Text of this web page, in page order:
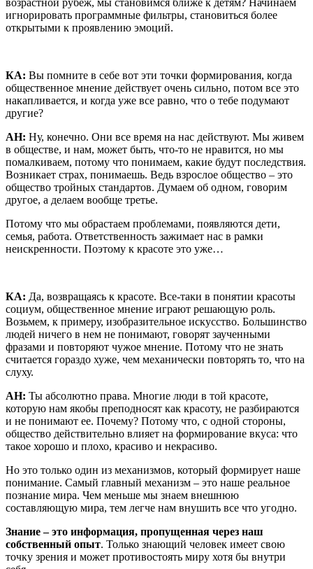
игнорировать программные фильтры, становиться более
открытыми к проявлению эмоций.
КА: Вы помните в себе вот эти точки формирования, когда
общественное мнение действует очень сильно, потом все это
накапливается, и когда уже все равно, что о тебе подумают
другие?
АН: Ну, конечно. Они все время на нас действуют. Мы живем
в обществе, и нам, может быть, что-то не нравится, но мы
помалкиваем, потому что понимаем, какие будут последствия.
Возникает страх, понимаешь. Ведь взрослое общество – это
общество тройных стандартов. Думаем об одном, говорим
другое, а делаем вообще третье.
Потому что мы обрастаем проблемами, появляются дети,
семья, работа. Ответственность зажимает нас в рамки
неискренности. Поэтому к красоте это уже…
КА: Да, возвращаясь к красоте. Все-таки в понятии красоты
социум, общественное мнение играют решающую роль.
Возьмем, к примеру, изобразительное искусство. Большинство
людей ничего в нем не понимают, говорят заученными
фразами и повторяют чужое мнение. Потому что не знать
считается гораздо хуже, чем механически повторять то, что на
слуху.
АН: Ты абсолютно права. Многие люди в той красоте,
которую нам якобы преподносят как красоту, не разбираются
и не понимают ее. Почему? Потому что, с одной стороны,
общество действительно влияет на формирование вкуса: что
такое хорошо и плохо, красиво и некрасиво.
Но это только один из механизмов, который формирует наше
понимание. Самый главный механизм – это наше реальное
познание мира. Чем меньше мы знаем внешнюю
составляющую мира, тем легче нам внушить все что угодно.
Знание – это информация, пропущенная через наш
собственный опыт. Только знающий человек имеет свою
точку зрения и может противостоять миру хотя бы внутри